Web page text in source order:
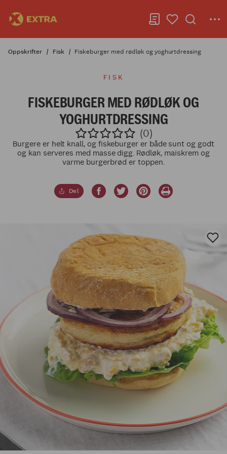
Oppskrifter Fisk Fiskeburger med rødløk og yoghurtdressing
FISK
FISKEBURGER MED RØDLØK OG
YOGHURTDRESSING
(0)
Burgere er helt knall, og fiskeburger er både sunt og godt
og kan serveres med masse digg. Rødløk, maiskrem og
varme burgerbrød er toppen.
Del